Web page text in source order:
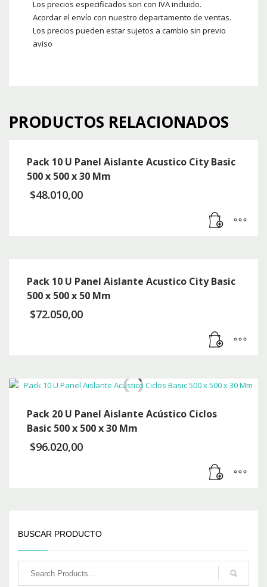
Los precios especificados son con IVA incluido.
Acordar el envío con nuestro departamento de ventas.
Los precios pueden estar sujetos a cambio sin previo
aviso
PRODUCTOS RELACIONADOS
Pack 10 U Panel Aislante Acustico City Basic
500 x 500 x 30 Mm
$48.010,00
Pack 10 U Panel Aislante Acustico City Basic
500 x 500 x 50 Mm
$72.050,00
Pack 20 U Panel Aislante Acústico Ciclos
Basic 500 x 500 x 30 Mm
$96.020,00
BUSCAR PRODUCTO